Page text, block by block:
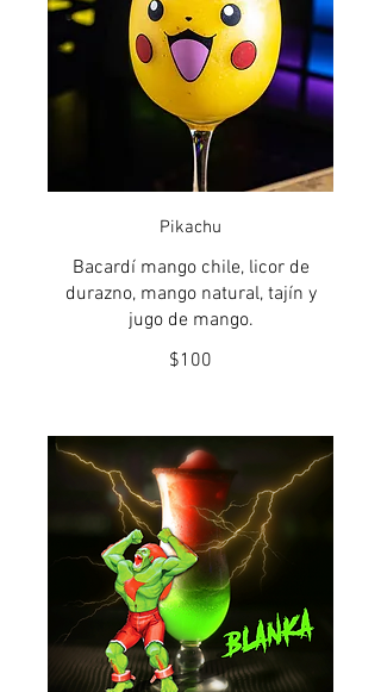
Pikachu
Bacardí mango chile, licor de
durazno, mango natural, tajín y
jugo de mango.
$100